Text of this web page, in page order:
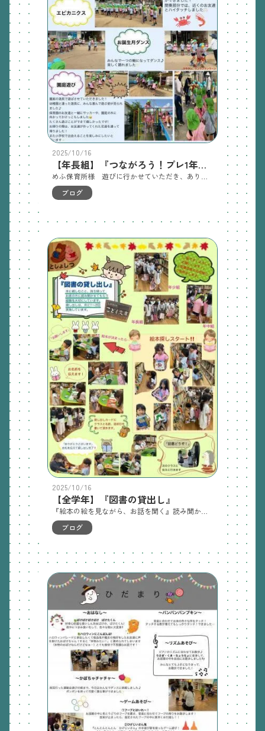
2025/10/16
【年長組】『つながろう！プレ1年生』がありました！
ブログ
2025/10/16
【全学年】『図書の貸出し』
ブログ